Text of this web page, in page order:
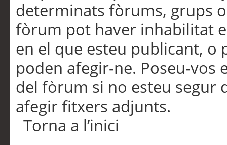
determinats fòrums, grups
fòrum pot haver inhabilitat
en el que esteu publicant,
poden afegir-ne. Poseu-vos
del fòrum si no esteu segur
afegir fitxers adjunts.
Torna a l’inici